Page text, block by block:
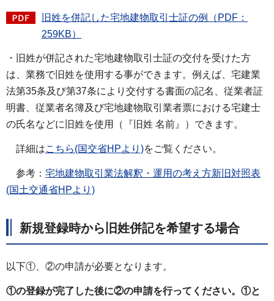
旧姓を併記した宅地建物取引士証の例（PDF：
259KB）
・旧姓が併記された宅地建物取引士証の交付を受けた方
は、業務で旧姓を使用する事ができます。例えば、宅建業
法第35条及び第37条により交付する書面の記名、従業者証
明書、従業者名簿及び宅地建物取引業者票における宅建士
の氏名などに旧姓を使用（『旧姓 名前』）できます。
詳細はこちら(国交省HPより)をご覧ください。
参考： 宅地建物取引業法解釈・運用の考え方新旧対照表
(国土交通省HPより)
新規登録時から旧姓併記を希望する場合
以下①、②の申請が必要となります。
①の登録が完了した後に②の申請を行ってください。①と